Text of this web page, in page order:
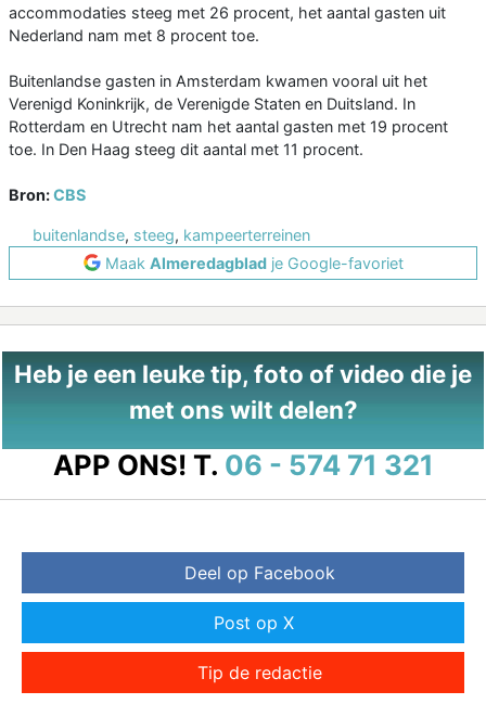
accommodaties steeg met 26 procent, het aantal gasten uit
Nederland nam met 8 procent toe.
Buitenlandse gasten in Amsterdam kwamen vooral uit het
Verenigd Koninkrijk, de Verenigde Staten en Duitsland. In
Rotterdam en Utrecht nam het aantal gasten met 19 procent
toe. In Den Haag steeg dit aantal met 11 procent.
Bron:CBS
buitenlandse, steeg, kampeerterreinen
Maak Almeredagbladje Google-favoriet
Heb je een leuke tip, foto of video die je
met ons wilt delen?
APP ONS! T. 06 - 574 71 321
Deel op Facebook
Post op X
Tip de redactie